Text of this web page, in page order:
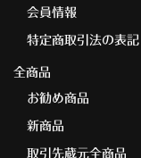
会員情報
特定商取引法の表記
全商品
お勧め商品
新商品
取引先蔵元全商品